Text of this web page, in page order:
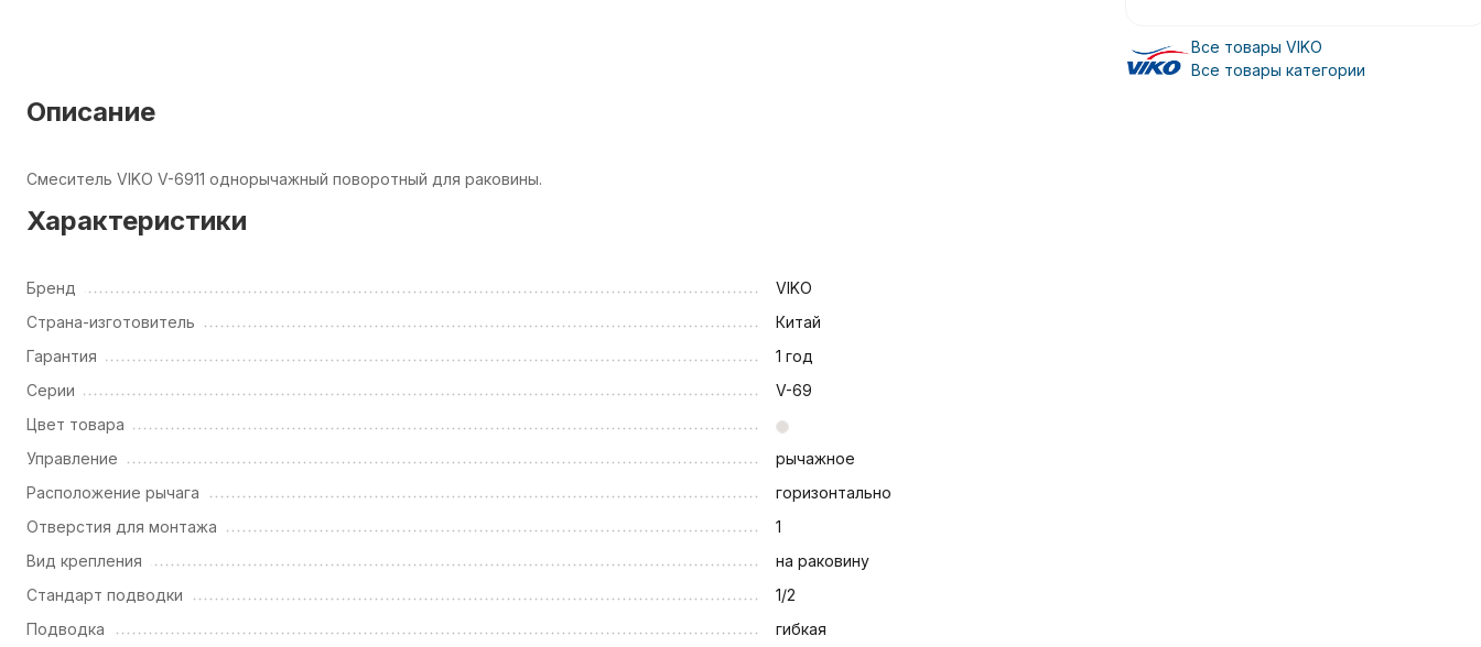
Все товары VIKO
Все товары категории
Описание
Смеситель VIKO V-6911 однорычажный поворотный для раковины.
Характеристики
Бренд
VIKO
Страна-изготовитель
Китай
Гарантия
1 год
Серии
V-69
Цвет товара
Управление
рычажное
Расположение рычага
горизонтально
Отверстия для монтажа
1
Вид крепления
на раковину
Стандарт подводки
1/2
Подводка
гибкая